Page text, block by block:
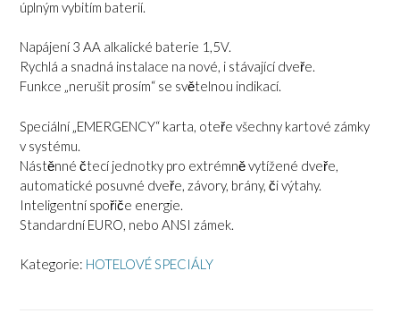
úplným vybitím baterií.
Napájení 3 AA alkalické baterie 1,5V.
Rychlá a snadná instalace na nové, i stávající dveře.
Funkce „nerušit prosím“ se světelnou indikací.
Speciální „EMERGENCY“ karta, oteře všechny kartové zámky
v systému.
Nástěnné čtecí jednotky pro extrémně vytížené dveře,
automatické posuvné dveře, závory, brány, či výtahy.
Inteligentní spořiče energie.
Standardní EURO, nebo ANSI zámek.
Kategorie: HOTELOVÉ SPECIÁLY